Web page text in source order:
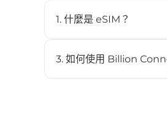
1. 什麼是 eSIM？
內建於相容裝置中，並可儲
3. 如何使用 Billion